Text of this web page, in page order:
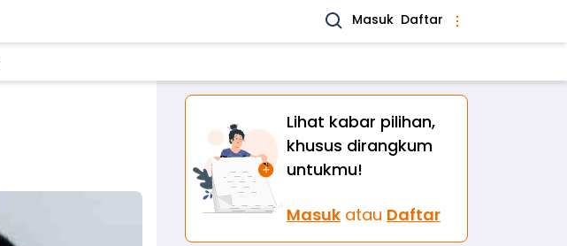
Masuk Daftar
Lihat kabar pilihan,
khusus dirangkum
untukmu!
Masuk atau Daftar